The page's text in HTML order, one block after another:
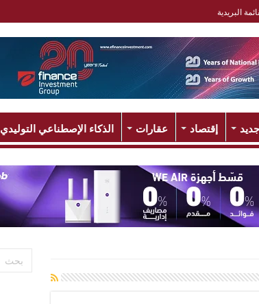
البريدية
جديد إقتصاد عقارات الذكاء الإصطناعي التوليدي